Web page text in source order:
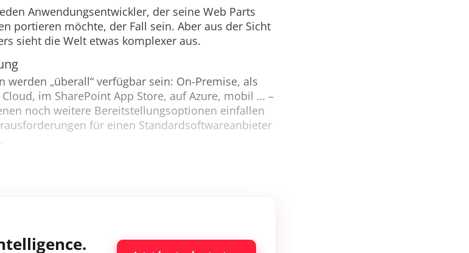
Anwendungsentwickler, der seine Web Parts
portieren möchte, der Fall sein. Aber aus der Sicht
sieht die Welt etwas komplexer aus.
werden „überall“ verfügbar sein: On-Premise, als
Cloud, im SharePoint App Store, auf Azure, mobil … –
noch weitere Bereitstellungsoptionen einfallen
für einen Standardsoftwareanbieter